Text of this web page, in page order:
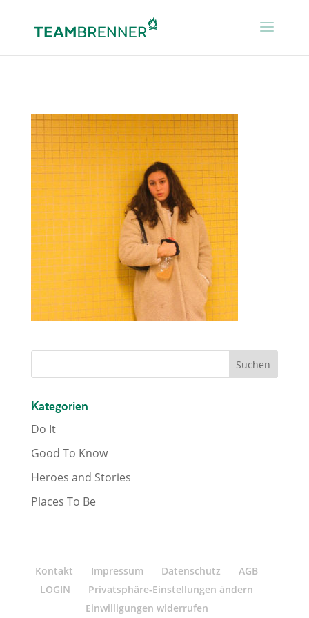
Kategorien
Do It
Good To Know
Heroes and Stories
Places To Be
Kontakt Impressum Datenschutz
AGB
LOGIN
Privatsphäre-Einstellungen ändern
Einwilligungen widerrufen